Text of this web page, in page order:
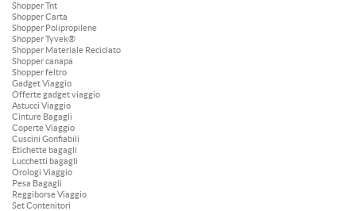
Shopper Tnt
Shopper Carta
Shopper Polipropilene
Shopper Tyvek®
Shopper Materiale Reciclato
Shopper canapa
Shopper feltro
Gadget Viaggio
Offerte gadget viaggio
Astucci Viaggio
Cinture Bagagli
Coperte Viaggio
Cuscini Gonfiabili
Etichette bagagli
Lucchetti bagagli
Orologi Viaggio
Pesa Bagagli
Reggiborse Viaggio
Set Contenitori